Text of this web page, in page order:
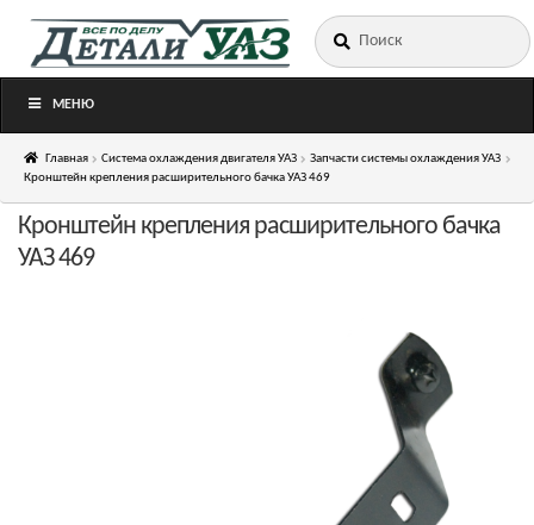
Перейти
Перейти
Искать:
МЕНЮ
Главная Система охлаждения двигателя УАЗ
Запчасти системы охлаждения УАЗ
Кронштейн крепления расширительного бачка УАЗ 469
Кронштейн крепления расширительного бачка
УАЗ 469